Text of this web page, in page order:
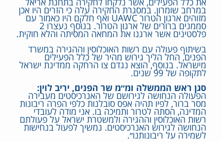
במרחב שומרון. במסגרת החקירה עלה כי הזרים היו אכן
מזוהים ארגון הטרור UAWC ואף חלקם היו כאמור עם
סממנים ברורים של ארגון הטרור. בנוסף נעצרו 2
פלסטינים אשר ארגנו את המחאה המסיתה והלא חוקית.
בשיתוף פעולה עם רשות האוכלוסין וההגירה במשרד
הפנים, החל הליך גירוש מהיר של כלל הפעילים
מישראל. בנוסף, הוצא נגדם צו הרחקה ממדינת ישראל
לתקופה של 99 שנים.
סגן ראש הממשלה ומ״מ שר הפנים, יריב לוין:
הפעולה הנחושה לגירושם של האנרכיסטים מעבירה
מסר ברור, לפיו תהיה אפס סובלנות כלפי הפרה ריבונות
המדינה, הסתה לטרור ותמיכה בו. אני מודה לעובדי
רשות האוכלוסין וההגירה ולמשטרת ישראל על פעולתם
הנחושה לגירוש האנרכיסטים. נמשיך לפעול בנחישות
לשמירה על ריבונותנו״.